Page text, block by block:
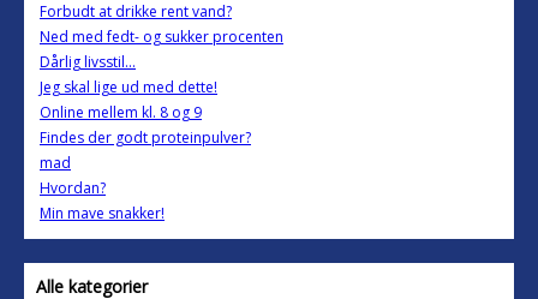
Forbudt at drikke rent vand?
Ned med fedt- og sukker procenten
Dårlig livsstil...
Jeg skal lige ud med dette!
Online mellem kl. 8 og 9
Findes der godt proteinpulver?
mad
Hvordan?
Min mave snakker!
Alle kategorier